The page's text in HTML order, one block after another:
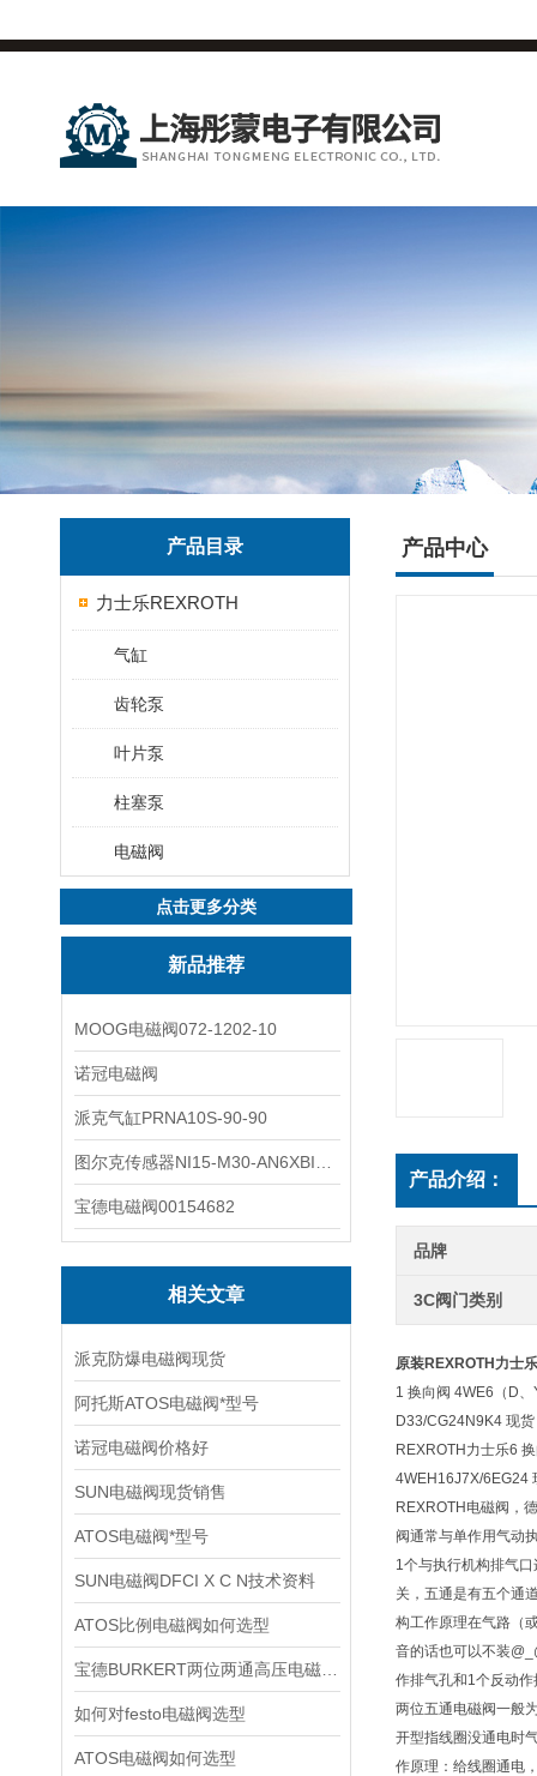
产品目录
力士乐REXROTH
气缸
齿轮泵
叶片泵
柱塞泵
电磁阀
点击更多分类
新品推荐
MOOG电磁阀072-1202-10
诺冠电磁阀
派克气缸PRNA10S-90-90
宝德电磁阀00154682
相关文章
派克防爆电磁阀现货
阿托斯ATOS电磁阀*型号
诺冠电磁阀价格好
SUN电磁阀现货销售
ATOS电磁阀*型号
SUN电磁阀DFCI X C N技术资料
ATOS比例电磁阀如何选型
如何对festo电磁阀选型
ATOS电磁阀如何选型
产品中心
产品介绍：
品牌
3C阀门类别
原装REXROTH力士
1 换向阀 4WE6（D
D33/CG24N9K4 现
REXROTH力士乐6
4WEH16J7X/6EG24
REXROTH电磁阀，
阀通常与单作用气动
1个与执行机构排气
关，五通是有五个通
构工作原理在气路（
音的话也可以不装
作排气孔和1个反动
两位五通电磁阀一般
开型指线圈没通电时
作原理：给线圈通电